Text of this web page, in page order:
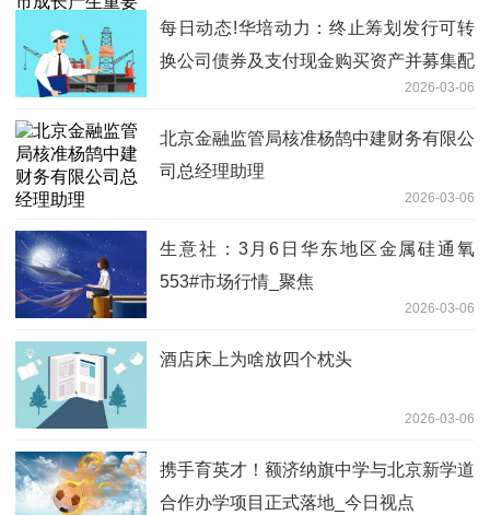
每日动态!华培动力：终止筹划发行可转
换公司债券及支付现金购买资产并募集配
2026-03-06
北京金融监管局核准杨鹄中建财务有限公
司总经理助理
2026-03-06
生意社：3月6日华东地区金属硅通氧
553#市场行情_聚焦
2026-03-06
酒店床上为啥放四个枕头
2026-03-06
携手育英才！额济纳旗中学与北京新学道
合作办学项目正式落地_今日视点